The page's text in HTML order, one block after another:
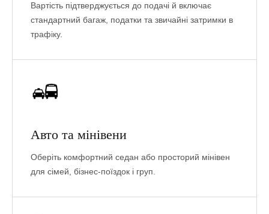
Вартість підтверджується до подачі й включає
стандартний багаж, податки та звичайні затримки в
трафіку.
Авто та мінівени
Оберіть комфортний седан або просторий мінівен
для сімей, бізнес-поїздок і груп.